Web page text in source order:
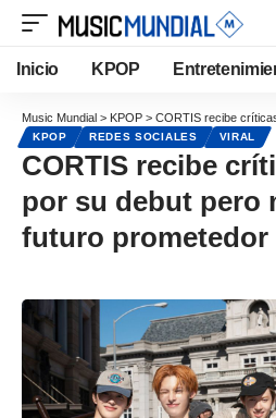
Inicio KPOP
Music Mundial > KPOP > CORTIS recibe críticas mixtas
KPOP REDES SOCIALES VIRAL
CORTIS recibe
por su debut pero
futuro prometedor